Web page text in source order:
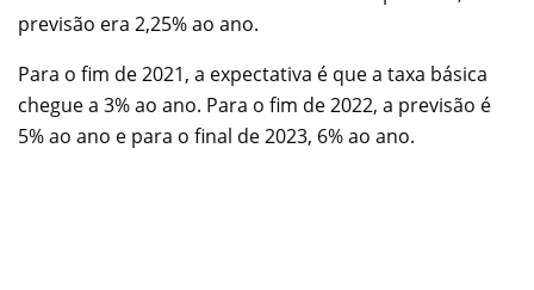
previsão era 2,25% ao ano.
Para o fim de 2021, a expectativa é que a taxa básica
chegue a 3% ao ano. Para o fim de 2022, a previsão é
5% ao ano e para o final de 2023, 6% ao ano.